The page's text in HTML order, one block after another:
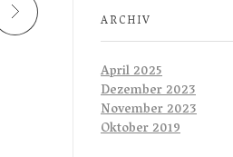
ARCHIV
April 2025
Dezember 2023
November 2023
Oktober 2019